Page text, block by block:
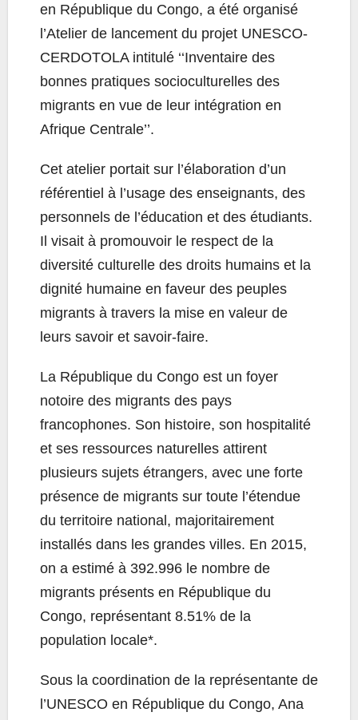
en République du Congo, a été organisé
l’Atelier de lancement du projet UNESCO-
CERDOTOLA intitulé ‘‘Inventaire des
bonnes pratiques socioculturelles des
migrants en vue de leur intégration en
Afrique Centrale’’.
Cet atelier portait sur l’élaboration d’un
référentiel à l’usage des enseignants, des
personnels de l’éducation et des étudiants.
Il visait à promouvoir le respect de la
diversité culturelle des droits humains et la
dignité humaine en faveur des peuples
migrants à travers la mise en valeur de
leurs savoir et savoir-faire.
La République du Congo est un foyer
notoire des migrants des pays
francophones. Son histoire, son hospitalité
et ses ressources naturelles attirent
plusieurs sujets étrangers, avec une forte
présence de migrants sur toute l’étendue
du territoire national, majoritairement
installés dans les grandes villes. En 2015,
on a estimé à 392.996 le nombre de
migrants présents en République du
Congo, représentant 8.51% de la
population locale*.
Sous la coordination de la représentante de
l’UNESCO en République du Congo, Ana